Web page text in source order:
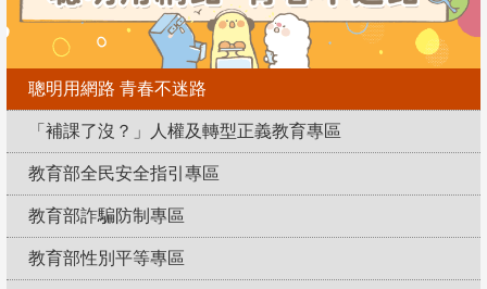
聰明用網路 青春不迷路
「補課了沒？」人權及轉型正義教育專區
教育部全民安全指引專區
教育部詐騙防制專區
教育部性別平等專區